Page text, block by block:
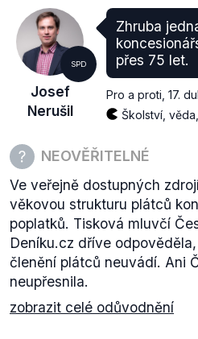
SPD
Josef
Nerušil
Zhruba
přes 75 let.
Pro a proti 17.
Školství,
NEOVĚŘITELNÉ
Ve veřejně dostupných
věkovou strukturu plátců
poplatků. Tisková mluvčí
Deníku.cz dříve
členění plátců neuvádí. Ani
neupřesnila.
zobrazit celé odůvodnění